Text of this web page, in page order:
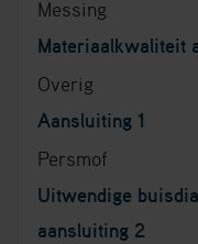
Messing
Materiaalkwaliteit
Overig
Aansluiting 1
Persmof
Uitwendige
aansluiting 2